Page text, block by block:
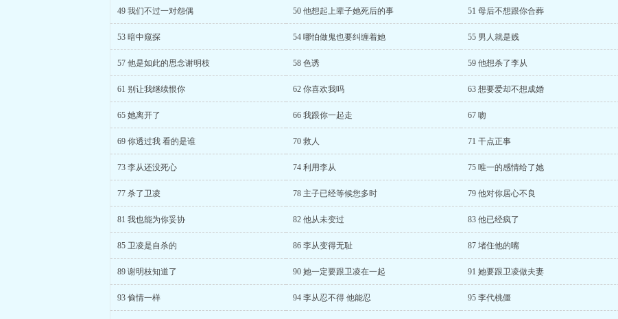
49 我们不过一对怨偶 50 他想起上辈子她死后的事 51 母后不想跟你合葬
53 暗中窥探 54 哪怕做鬼也要纠缠着她 55 男人就是贱
57 他是如此的思念谢明枝 58 色诱 59 他想杀了李从
61 别让我继续恨你 62 你喜欢我吗 63 想要爱却不想成婚
65 她离开了 66 我跟你一起走 67 吻
69 你透过我 看的是谁 70 救人 71 干点正事
73 李从还没死心 74 利用李从 75 唯一的感情给了她
77 杀了卫凌 78 主子已经等候您多时 79 他对你居心不良
81 我也能为你妥协 82 他从未变过 83 他已经疯了
85 卫凌是自杀的 86 李从变得无耻 87 堵住他的嘴
89 谢明枝知道了 90 她一定要跟卫凌在一起 91 她要跟卫凌做夫妻
93 偷情一样 94 李从忍不得 他能忍 95 李代桃僵